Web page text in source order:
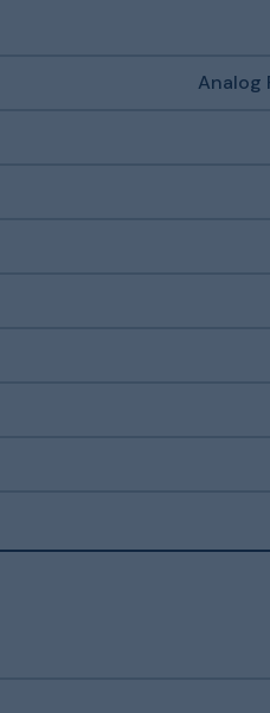
Analog